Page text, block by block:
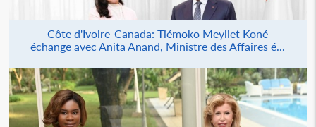
Côte d'Ivoire-Canada: Tiémoko Meyliet Koné
échange avec Anita Anand, Ministre des Affaires é...